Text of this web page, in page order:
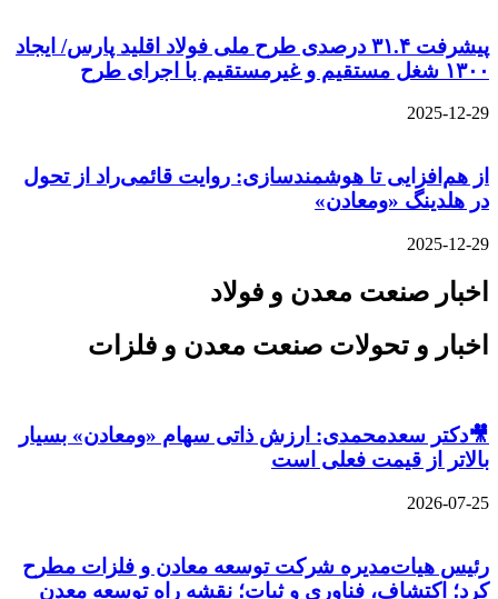
پیشرفت ۳۱.۴ درصدی طرح ملی فولاد اقلید پارس/ ایجاد
۱۳۰۰ شغل مستقیم و غیرمستقیم با اجرای طرح
2025-12-29
از هم‌افزایی تا هوشمندسازی: روایت قائمی‌راد از تحول
در هلدینگ «ومعادن»
2025-12-29
اخبار صنعت معدن و فولاد
اخبار و تحولات صنعت معدن و فلزات
🎥دکتر سعدمحمدی: ارزش ذاتی سهام «ومعادن» بسیار
بالاتر از قیمت فعلی است
2026-07-25
رئیس هیات‌مدیره شرکت توسعه معادن و فلزات مطرح
کرد؛ اکتشاف، فناوری و ثبات؛ نقشه راه توسعه معدن